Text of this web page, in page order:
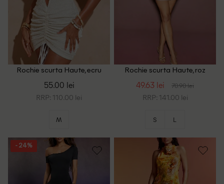
Rochie scurta Haute, ecru
55.00 lei
RRP: 110.00 lei
M
Rochie scurta Haute, roz
49.63 lei 70.90 lei
RRP: 141.00 lei
S L
- 24%